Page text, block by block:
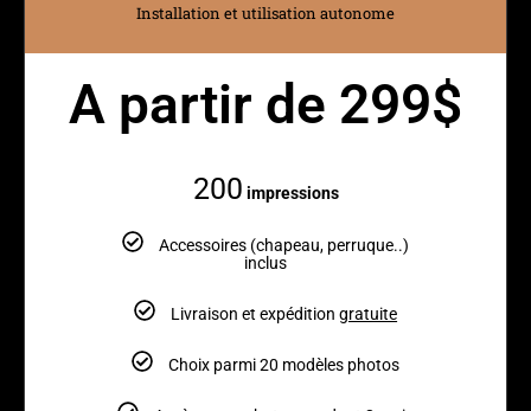
Installation et utilisation autonome
A partir de 299$
200 impressions
Accessoires (chapeau, perruque..)
inclus
Livraison et expéditiongratuite
Choix parmi 20 modèles photos